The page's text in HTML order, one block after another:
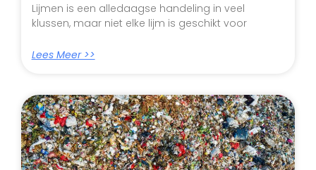
Lijmen is een alledaagse handeling in veel
klussen, maar niet elke lijm is geschikt voor
Lees Meer >>